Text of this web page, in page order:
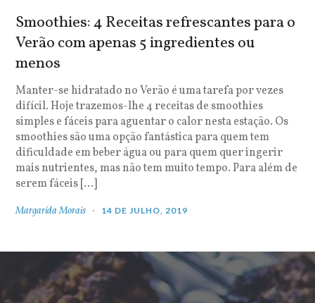
Smoothies: 4 Receitas refrescantes para o
Verão com apenas 5 ingredientes ou
menos
Manter-se hidratado no Verão é uma tarefa por vezes
difícil. Hoje trazemos-lhe 4 receitas de smoothies
simples e fáceis para aguentar o calor nesta estação. Os
smoothies são uma opção fantástica para quem tem
dificuldade em beber água ou para quem quer ingerir
mais nutrientes, mas não tem muito tempo. Para além de
serem fáceis […]
Margarida Morais 14 DE JULHO, 2019